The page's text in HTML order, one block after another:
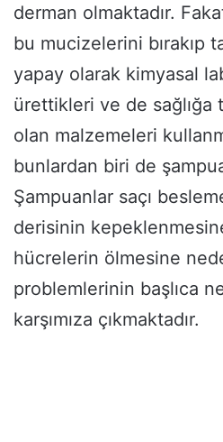
derman olmaktadır.
bu mucizelerini bırakıp
yapay olarak kimyasal
ürettikleri ve de sağlığa
olan malzemeleri
bunlardan biri de
Şampuanlar saçı
derisinin
hücrelerin ölmesine
problemlerinin başlıca
karşımıza çıkmaktadır.